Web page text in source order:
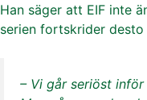
Han säger att EIF inte
serien fortskrider
– Vi går seriöst inför